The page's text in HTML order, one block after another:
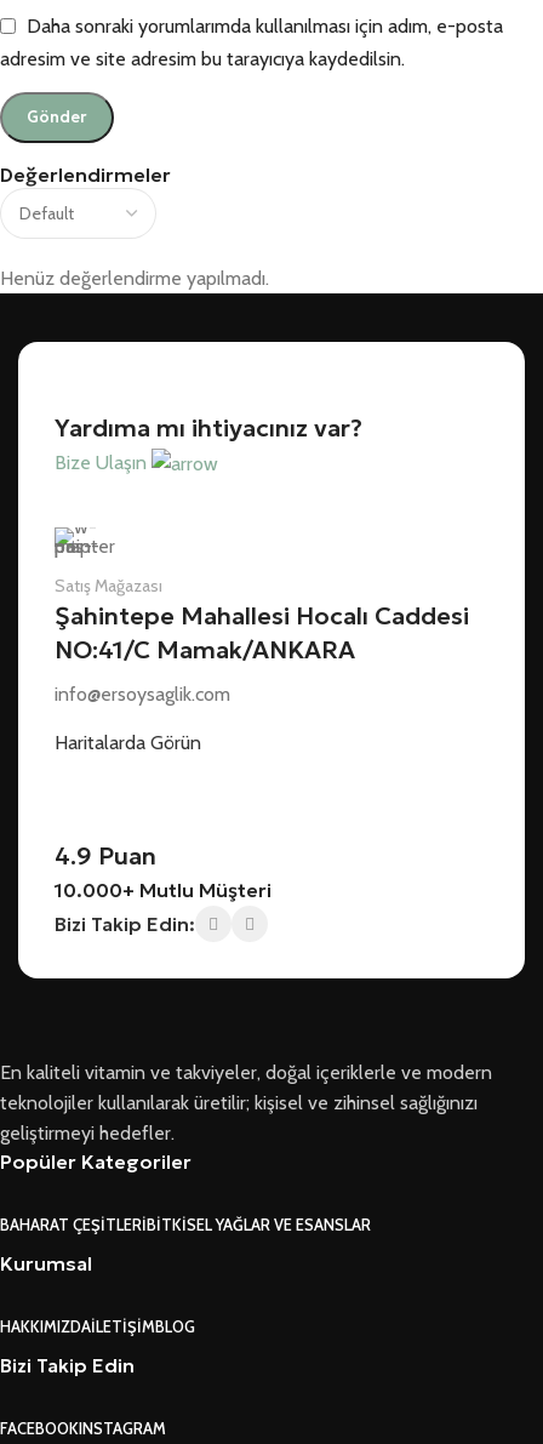
Değerlendirmeler
Henüz değerlendirme yapılmadı.
Daha sonraki yorumlarımda kullanılması için adım, e-posta
adresim ve site adresim bu tarayıcıya kaydedilsin.
Yardıma mı ihtiyacınız var?
Bize Ulaşın
Satış Mağazası
Şahintepe Mahallesi Hocalı Caddesi
NO:41/C Mamak/ANKARA
info@ersoysaglik.com
Haritalarda Görün
4.9 Puan
10.000+ Mutlu Müşteri
Bizi Takip Edin:
En kaliteli vitamin ve takviyeler, doğal içeriklerle ve modern
teknolojiler kullanılarak üretilir; kişisel ve zihinsel sağlığınızı
geliştirmeyi hedefler.
Popüler Kategoriler
BAHARAT ÇEŞITLERIBITKISEL YAĞLAR VE ESANSLAR
Kurumsal
HAKKIMIZDAİLETIŞIMBLOG
Bizi Takip Edin
FACEBOOKINSTAGRAM